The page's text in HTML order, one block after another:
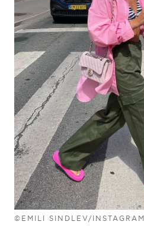
©EMILI SINDLEV/INSTAGRAM